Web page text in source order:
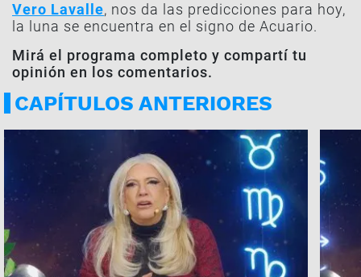
Vero Lavalle, nos da las predicciones para hoy,
la luna se encuentra en el signo de Acuario.
Mirá el programa completo y compartí tu
opinión en los comentarios.
CAPÍTULOS ANTERIORES